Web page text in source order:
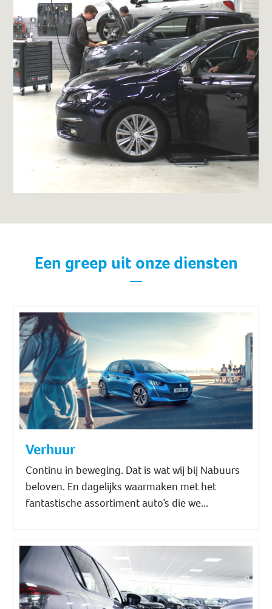
Een greep uit onze diensten
Verhuur
Continu in beweging. Dat is wat wij bij Nabuurs
beloven. En dagelijks waarmaken met het
fantastische assortiment auto’s die we...